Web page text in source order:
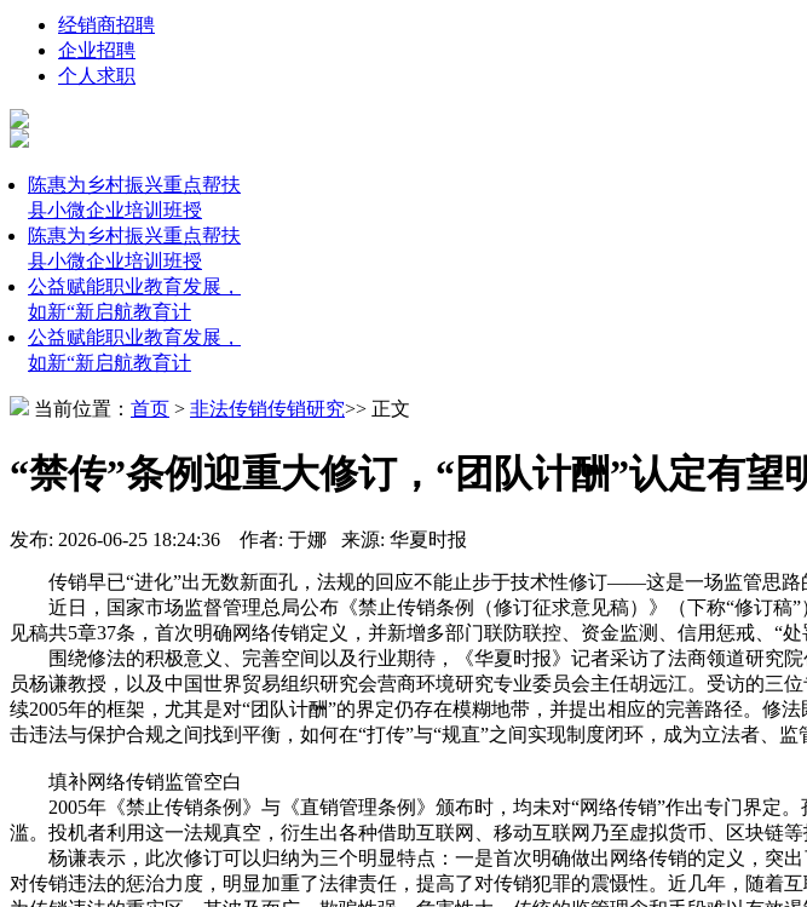
经销商招聘
企业招聘
个人求职
陈惠为乡村振兴重点帮扶
县小微企业培训班授
陈惠为乡村振兴重点帮扶
县小微企业培训班授
公益赋能职业教育发展，
如新“新启航教育计
公益赋能职业教育发展，
如新“新启航教育计
当前位置： 首页 > 非法传销传销研究>> 正文
“禁传”条例迎重大修订，“团队计酬”认定有望
发布: 2026-06-25 18:24:36 作者: 于娜 来源: 华夏时报
传销早已“进化”出无数新面孔，法规的回应不能止步于技术性修订——这是一场监管思路
近日，国家市场监督管理总局公布《禁止传销条例（修订征求意见稿）》（下称“修订稿”
见稿共5章37条，首次明确网络传销定义，并新增多部门联防联控、资金监测、信用惩戒、“
围绕修法的积极意义、完善空间以及行业期待，《华夏时报》记者采访了法商领道研究
员杨谦教授，以及中国世界贸易组织研究会营商环境研究专业委员会主任胡远江。受访的
续2005年的框架，尤其是对“团队计酬”的界定仍存在模糊地带，并提出相应的完善路径。修
击违法与保护合规之间找到平衡，如何在“打传”与“规直”之间实现制度闭环，成为立法者、监
填补网络传销监管空白
2005年《禁止传销条例》与《直销管理条例》颁布时，均未对“网络传销”作出专门界定
滥。投机者利用这一法规真空，衍生出各种借助互联网、移动互联网乃至虚拟货币、区块链
杨谦表示，此次修订可以归纳为三个明显特点：一是首次明确做出网络传销的定义，突
对传销违法的惩治力度，明显加重了法律责任，提高了对传销犯罪的震慑性。近几年，随着